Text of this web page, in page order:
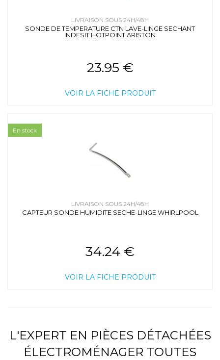
LIVRAISON SOUS 24H/48H
SONDE DE TEMPERATURE CTN LAVE-LINGE SECHANT
INDESIT HOTPOINT ARISTON
23.95 €
VOIR LA FICHE PRODUIT
LIVRAISON SOUS 24H/48H
CAPTEUR SONDE HUMIDITE SECHE-LINGE WHIRLPOOL
34.24 €
VOIR LA FICHE PRODUIT
En stock
L'EXPERT EN PIÈCES DÉTACHÉES
ÉLECTROMÉNAGER TOUTES